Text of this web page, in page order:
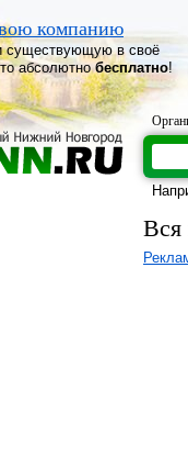
компанию
существующую в своё
абсолютнобесплатно!